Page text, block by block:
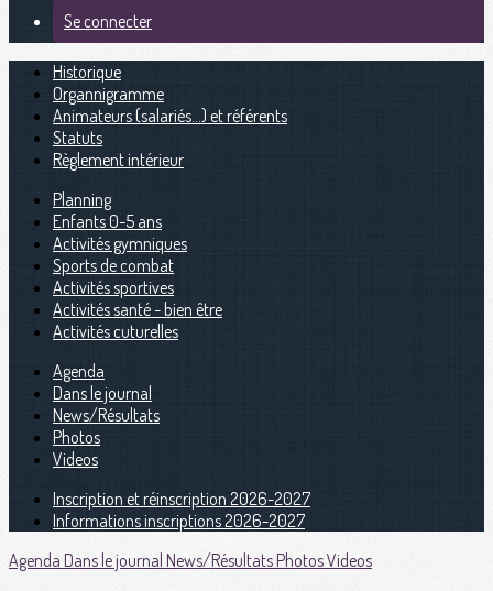
Se connecter
Historique
Organnigramme
Animateurs (salariés...) et référents
Statuts
Règlement intérieur
Planning
Enfants 0-5 ans
Activités gymniques
Sports de combat
Activités sportives
Activités santé - bien être
Activités cuturelles
Agenda
Dans le journal
News/Résultats
Photos
Videos
Inscription et réinscription 2026-2027
Informations inscriptions 2026-2027
Agenda Dans le journal News/RésultatsPhotosVideos